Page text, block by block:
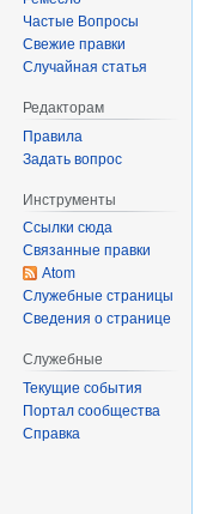
Частые Вопросы
Свежие правки
Случайная статья
Редакторам
Правила
Задать вопрос
Инструменты
Ссылки сюда
Связанные правки
Atom
Служебные страницы
Сведения о странице
Служебные
Текущие события
Портал сообщества
Справка